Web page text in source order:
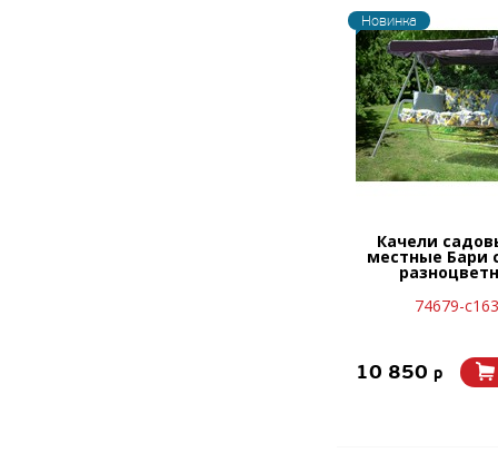
Новинка
Качели
местные Бари
74679-
10 850 p